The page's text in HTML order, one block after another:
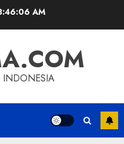
AM
INDONESIA